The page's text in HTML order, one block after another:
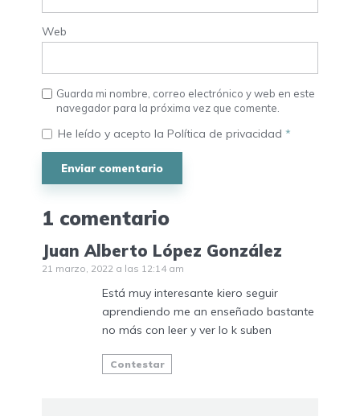
Web
Guarda mi nombre, correo electrónico y web en este
navegador para la próxima vez que comente.
He leído y acepto la Política de privacidad *
1 comentario
Juan Alberto López González
21 marzo, 2022 a las 12:14 am
Está muy interesante kiero seguir
aprendiendo me an enseñado bastante
no más con leer y ver lo k suben
Contestar